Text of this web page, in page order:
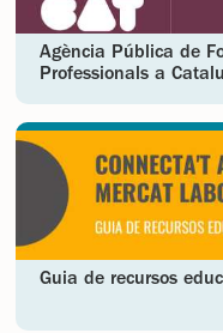
Agència Pública de
Professionals a
Guia de recursos